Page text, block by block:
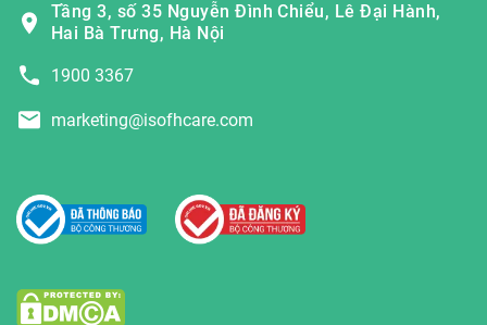
Tầng 3, số 35 Nguyễn Đình Chiểu, Lê Đại Hành,
Hai Bà Trưng, Hà Nội
1900 3367
marketing@isofhcare.com